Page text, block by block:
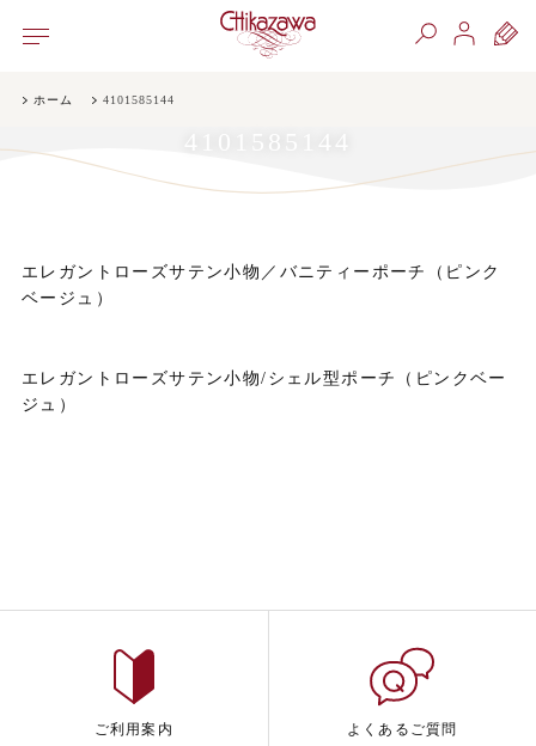
ホーム 4101585144
4101585144
エレガントローズサテン小物／バニティーポーチ（ピンク
ベージュ）
エレガントローズサテン小物/シェル型ポーチ（ピンクベー
ジュ）
ご利用案内 よくあるご質問